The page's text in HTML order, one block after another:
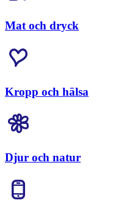
Mat och dryck
Kropp och hälsa
Djur och natur